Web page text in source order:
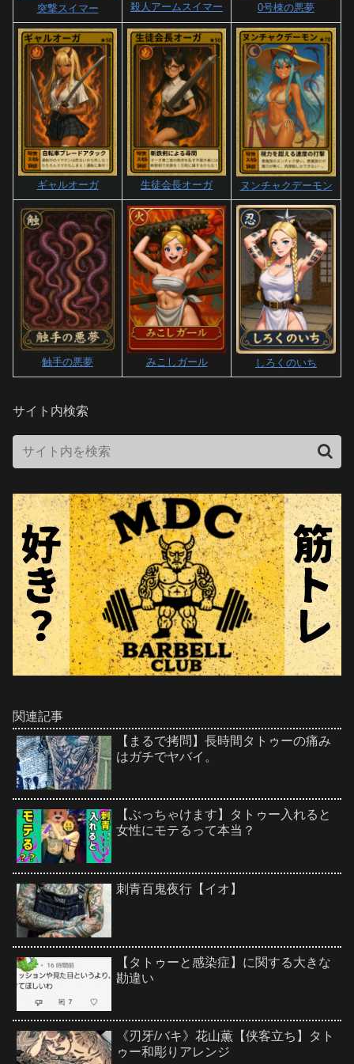
突撃スイマー 殺人アームスイマー 0号棟の悪夢
ギャルオーガ 生徒会長オーガ ヌンチャクデーモン
触手の悪夢 みこしガール しろくのいち
サイト内検索
関連記事
【まるで拷問】長時間タトゥーの痛み
はガチでヤバイ。
【ぶっちゃけます】タトゥー入れると
女性にモテるって本当？
刺青百鬼夜行【イオ】
【タトゥーと感染症】に関する大きな
勘違い
《刃牙/バキ》花山薫【侠客立ち】タト
ゥー和彫りアレンジ